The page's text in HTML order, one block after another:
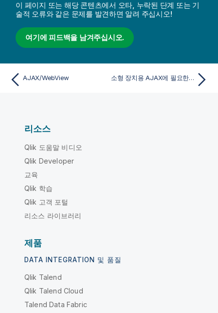
이 페이지 또는 해당 콘텐츠에서 오타, 누락된 단계 또는 기
술적 오류와 같은 문제를 발견하면 알려 주십시오!
여기에 피드백을 남겨주십시오.
AJAX/WebView 소형 장치용 AJAX에 필요한 준비
리소스
Qlik 도움말 비디오
Qlik Developer
교육
Qlik 학습
Qlik 고객 포털
리소스 라이브러리
제품
DATA INTEGRATION 및 품질
Qlik Talend
Qlik Talend Cloud
Talend Data Fabric